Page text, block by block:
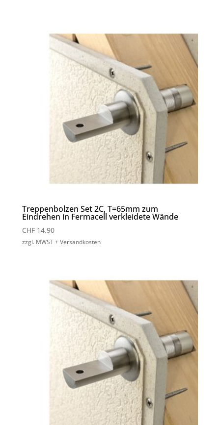
Treppenbolzen Set 2C, T=65mm zum
Eindrehen in Fermacell verkleidete Wände
CHF14.90
zzgl. MWST + Versandkosten